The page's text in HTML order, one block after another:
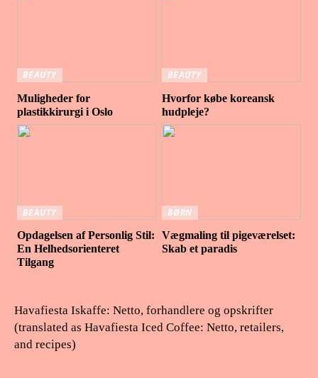
BEAUTY
Muligheder for
plastikkirurgi i Oslo
BEAUTY
Hvorfor købe koreansk
hudpleje?
BEAUTY
Opdagelsen af Personlig Stil:
En Helhedsorienteret
Tilgang
BØRN
Vægmaling til pigeværelset:
Skab et paradis
Havafiesta Iskaffe: Netto, forhandlere og opskrifter
(translated as Havafiesta Iced Coffee: Netto, retailers,
and recipes)